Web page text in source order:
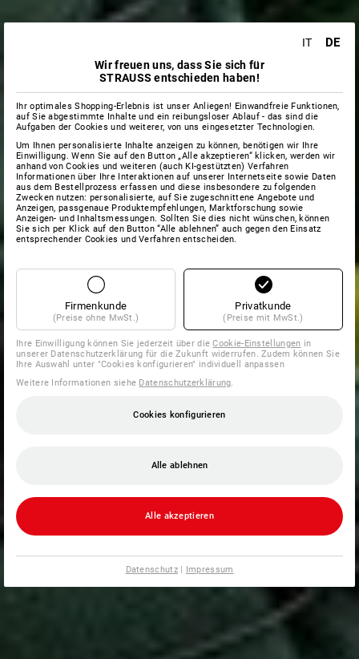
IT DE
Wir freuen uns, dass Sie sich für
STRAUSS entschieden haben!
Ihr optimales Shopping-Erlebnis ist unser Anliegen! Einwandfreie Funktionen,
auf Sie abgestimmte Inhalte und ein reibungsloser Ablauf - das sind die
Aufgaben der Cookies und weiterer, von uns eingesetzter Technologien.
Um Ihnen personalisierte Inhalte anzeigen zu können, benötigen wir Ihre
Einwilligung. Wenn Sie auf den Button „Alle akzeptieren“ klicken, werden wir
anhand von Cookies und weiteren (auch KI-gestützten) Verfahren
Informationen über Ihre Interaktionen auf unserer Internetseite sowie Daten
aus dem Bestellprozess erfassen und diese insbesondere zu folgenden
Zwecken nutzen: personalisierte, auf Sie zugeschnittene Angebote und
Anzeigen, passgenaue Produktempfehlungen, Marktforschung sowie
Anzeigen- und Inhaltsmessungen. Sollten Sie dies nicht wünschen, können
Sie sich per Klick auf den Button “Alle ablehnen” auch gegen den Einsatz
entsprechender Cookies und Verfahren entscheiden.
Firmenkunde
(Preise ohne MwSt.)
Privatkunde
(Preise mit MwSt.)
Ihre Einwilligung können Sie jederzeit über dieCookie-Einstellungen in
unserer Datenschutzerklärung für die Zukunft widerrufen. Zudem können Sie
Ihre Auswahl unter "Cookies konfigurieren" individuell anpassen
Weitere Informationen siehe Datenschutzerklärung.
Cookies konfigurieren
Alle ablehnen
Alle akzeptieren
Datenschutz| Impressum